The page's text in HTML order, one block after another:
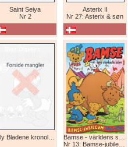
Saint Seiya
Nr 2
Asterix II
Nr 27: Asterix & søn
Nr 13: Bamse-jubileum 1966-2026